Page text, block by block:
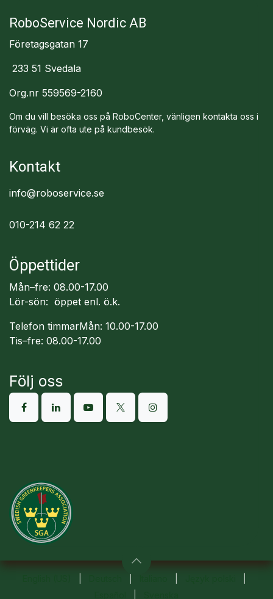
RoboService Nordic AB
Företagsgatan 17
233 51 Svedala
Org.nr 559569-2160
Om du vill besöka oss på RoboCenter, vänligen kontakta oss i
förväg. Vi är ofta ute på kundbesök.
Kontakt
info@roboservice.se
010-214 62 22
Öppettider
Mån–fre: 08.00-17.00
Lör-sön: öppet enl. ö.k.
Telefon timmarMån: 10.00-17.00
Tis–fre: 08.00-17.00
Följ oss